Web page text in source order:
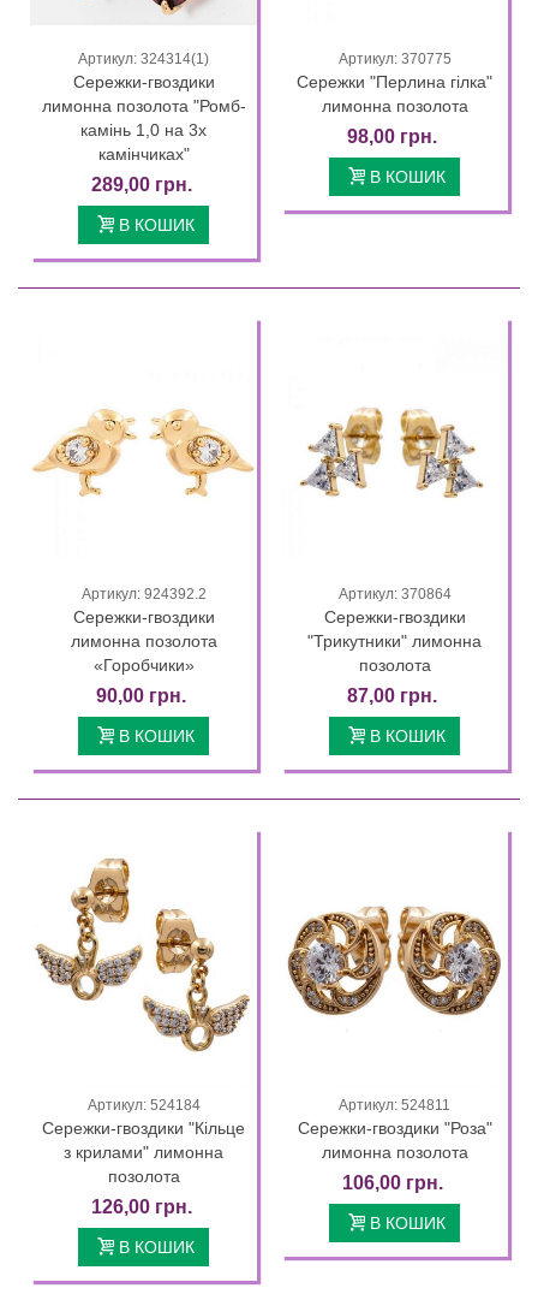
Артикул: 324314(1)
Сережки-гвоздики
лимонна позолота "Ромб-
камінь 1,0 на 3х
камінчиках"
289,00 грн.
В КОШИК
Артикул: 370775
Сережки "Перлина гілка"
лимонна позолота
98,00 грн.
В КОШИК
Артикул: 924392.2
Сережки-гвоздики
лимонна позолота
«Горобчики»
90,00 грн.
В КОШИК
Артикул: 370864
Сережки-гвоздики
"Трикутники" лимонна
позолота
87,00 грн.
В КОШИК
Артикул: 524184
Сережки-гвоздики "Кільце
з крилами" лимонна
позолота
126,00 грн.
В КОШИК
Артикул: 524811
Сережки-гвоздики "Роза"
лимонна позолота
106,00 грн.
В КОШИК